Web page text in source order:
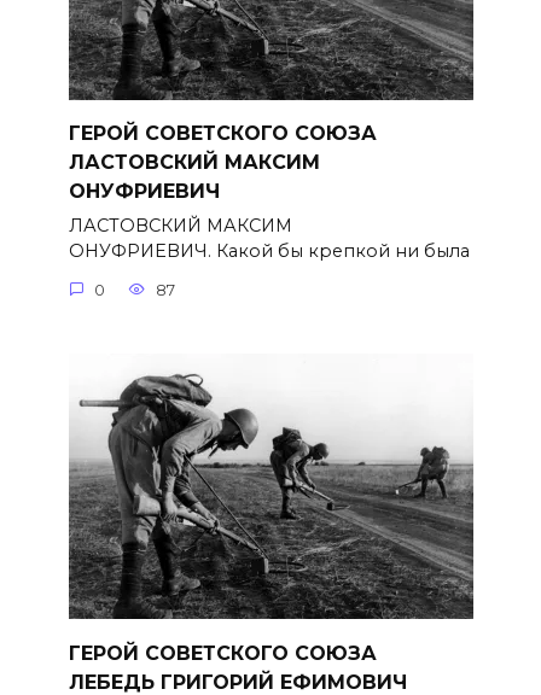
ГЕРОЙ СОВЕТСКОГО СОЮЗА
ЛАСТОВСКИЙ МАКСИМ
ОНУФРИЕВИЧ
ЛАСТОВСКИЙ МАКСИМ
ОНУФРИЕВИЧ. Какой бы крепкой ни была
0 87
ГЕРОЙ СОВЕТСКОГО СОЮЗА
ЛЕБЕДЬ ГРИГОРИЙ ЕФИМОВИЧ